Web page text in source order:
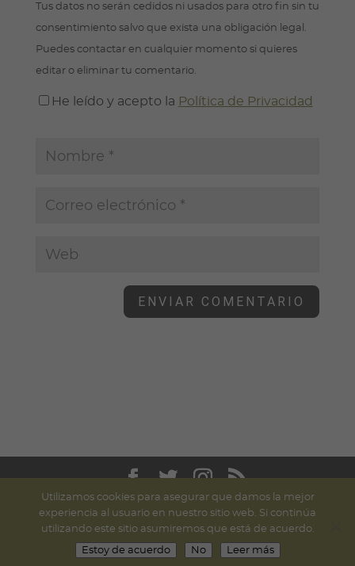
Tus datos no serán cedidos ni usados para otro fin sin tu
consentimiento salvo que exista una obligación legal.
Puedes contactar en cualquier momento si quieres
editar o eliminar tu comentario.
He leído y acepto la Política de Privacidad
UpWeGo - Tienda de portabebés ergonómicos
Diseño web -Taisa-Designer| Branding: Estudio
Kënsla
Utilizamos cookies para asegurar que damos la mejor
experiencia al usuario en nuestro sitio web. Si continúa
utilizando este sitio asumiremos que está de acuerdo.
Estoy de acuerdo No Leer más